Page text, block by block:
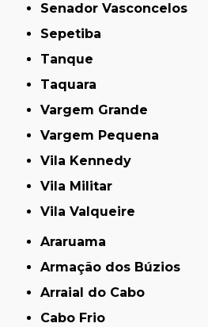
Senador Vasconcelos
Sepetiba
Tanque
Taquara
Vargem Grande
Vargem Pequena
Vila Kennedy
Vila Militar
Vila Valqueire
Araruama
Armação dos Búzios
Arraial do Cabo
Cabo Frio